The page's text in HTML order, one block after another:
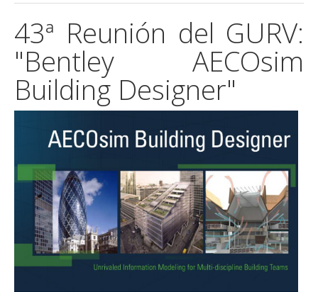
43ª Reunión del GURV:
"Bentley AECOsim
Building Designer"